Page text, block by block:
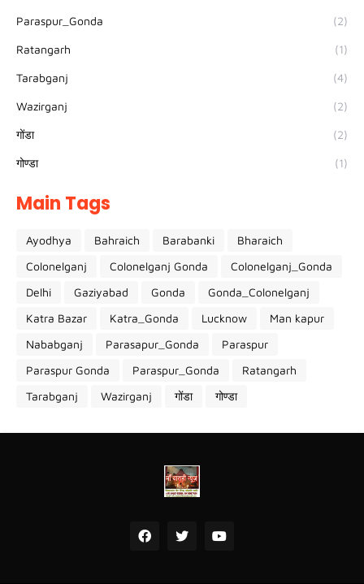
Paraspur_Gonda (2)
Ratangarh (1)
Tarabganj (4)
Wazirganj (2)
गोंडा (2)
गोण्डा (1)
Main Tags
Ayodhya Bahraich Barabanki
Bharaich
Colonelganj
Colonelganj Gonda
Colonelganj_Gonda
Delhi
Gaziyabad Gonda
Gonda_Colonelganj
Katra Bazar
Katra_Gonda Lucknow
Man kapur
Nababganj
Parasapur_Gonda
Paraspur
Paraspur Gonda
Paraspur_Gonda
Ratangarh
Tarabganj
Wazirganj गोंडा गोण्डा